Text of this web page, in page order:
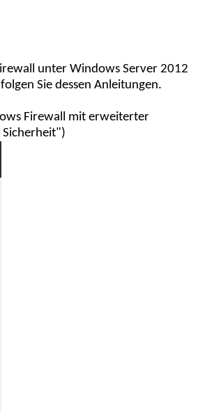
unter Windows Server 2012
Sie dessen Anleitungen.
Firewall mit erweiterter